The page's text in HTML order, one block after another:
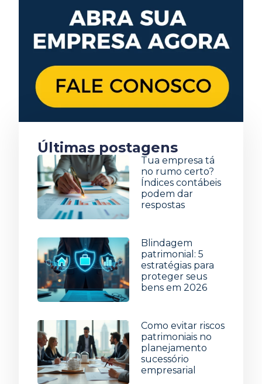
Últimas postagens
Tua empresa tá
no rumo certo?
Índices contábeis
podem dar
respostas
Blindagem
patrimonial: 5
estratégias para
proteger seus
bens em 2026
Como evitar riscos
patrimoniais no
planejamento
sucessório
empresarial